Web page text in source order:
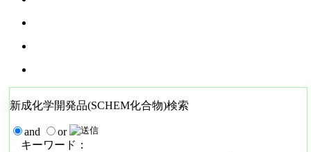
新成化学開発品(SCHEM化合物)検索
and
or
キーワード：